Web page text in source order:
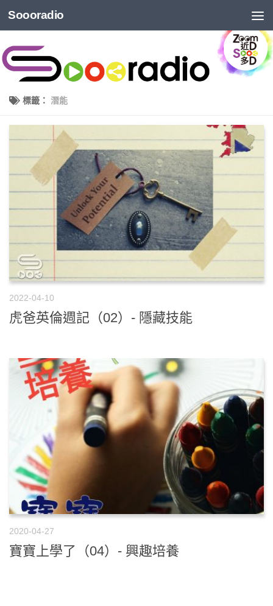
Soooradio
標籤： 潛能
2022-04-10
虎爸英倫週記（02）- 隱藏技能
2020-04-27
寶寶上學了（04）- 興趣培養